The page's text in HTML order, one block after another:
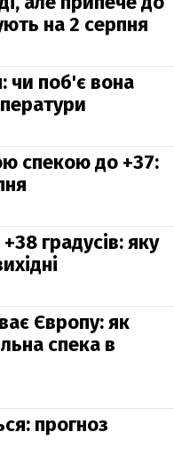
на 2 серпня
чи поб'є вона
спекою до +37:
градусів: яку
Європу: як
спека в
прогноз